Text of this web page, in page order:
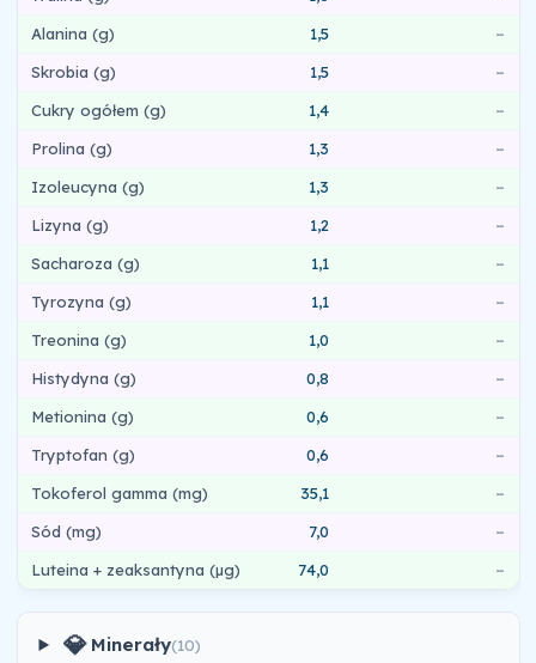
Alanina (g)
1,5
–
Skrobia (g)
1,5
–
Cukry ogółem (g)
1,4
–
Prolina (g)
1,3
–
Izoleucyna (g)
1,3
–
Lizyna (g)
1,2
–
Sacharoza (g)
1,1
–
Tyrozyna (g)
1,1
–
Treonina (g)
1,0
–
Histydyna (g)
0,8
–
Metionina (g)
0,6
–
Tryptofan (g)
0,6
–
Tokoferol gamma (mg)
35,1
–
Sód (mg)
7,0
–
Luteina + zeaksantyna (µg)
74,0 –
💎 Minerały(10)